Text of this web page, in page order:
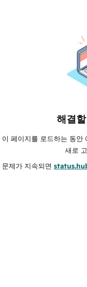
해결
이 페이지를 로드하는 동안
새로
문제가 지속되면